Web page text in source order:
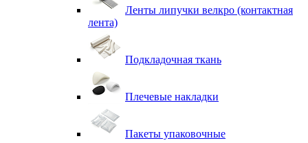
Ленты липучки велкро (контактная
лента)
Подкладочная ткань
Плечевые накладки
Пакеты упаковочные